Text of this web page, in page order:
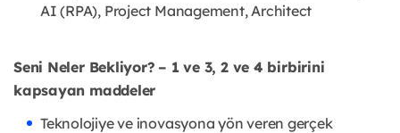
AI (RPA), Project Management, Architect
Seni Neler Bekliyor? – 1 ve 3, 2 ve 4 birbirini
kapsayan maddeler
Teknolojiye ve inovasyona yön veren gerçek